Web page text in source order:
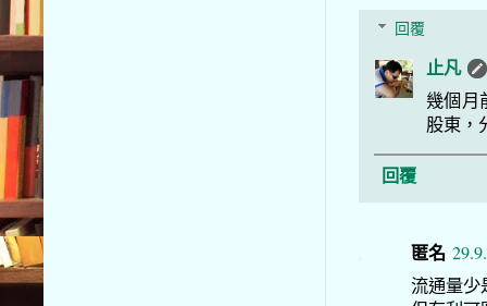
回覆
止凡
幾個月
股東，
回覆
匿名
流通量少